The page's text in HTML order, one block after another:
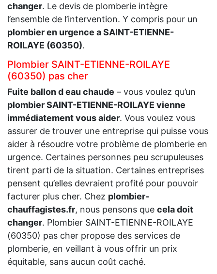
changer. Le devis de plomberie intègre
l’ensemble de l’intervention. Y compris pour un
plombier en urgence a SAINT-ETIENNE-
ROILAYE (60350).
Plombier SAINT-ETIENNE-ROILAYE
(60350) pas cher
Fuite ballon d eau chaude – vous voulez qu’un
plombier SAINT-ETIENNE-ROILAYE vienne
immédiatement vous aider. Vous voulez vous
assurer de trouver une entreprise qui puisse vous
aider à résoudre votre problème de plomberie en
urgence. Certaines personnes peu scrupuleuses
tirent parti de la situation. Certaines entreprises
pensent qu’elles devraient profité pour pouvoir
facturer plus cher. Chez plombier-
chauffagistes.fr, nous pensons que cela doit
changer. Plombier SAINT-ETIENNE-ROILAYE
(60350) pas cher propose des services de
plomberie, en veillant à vous offrir un prix
équitable, sans aucun coût caché.